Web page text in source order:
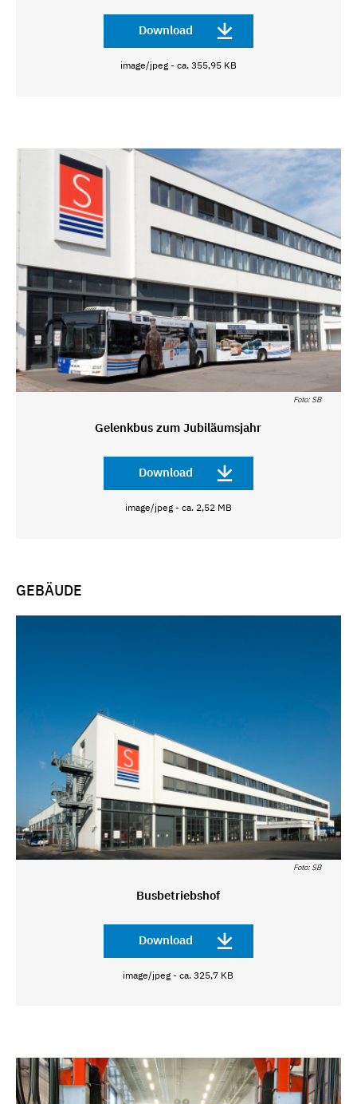
Download
image/jpeg - ca. 355,95 KB
Foto: SB
Gelenkbus zum Jubiläumsjahr
Download
image/jpeg - ca. 2,52 MB
GEBÄUDE
Foto: SB
Busbetriebshof
Download
image/jpeg - ca. 325,7 KB